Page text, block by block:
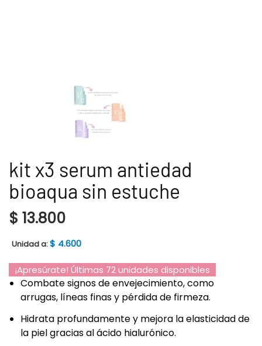
kit x3 serum antiedad
bioaqua sin estuche
$ 13.800
Unidad a:$ 4.600
¡Apresúrate! Últimas 72 unidades disponibles
Combate signos de envejecimiento, como
arrugas, líneas finas y pérdida de firmeza.
Hidrata profundamente y mejora la elasticidad de
la piel gracias al ácido hialurónico.